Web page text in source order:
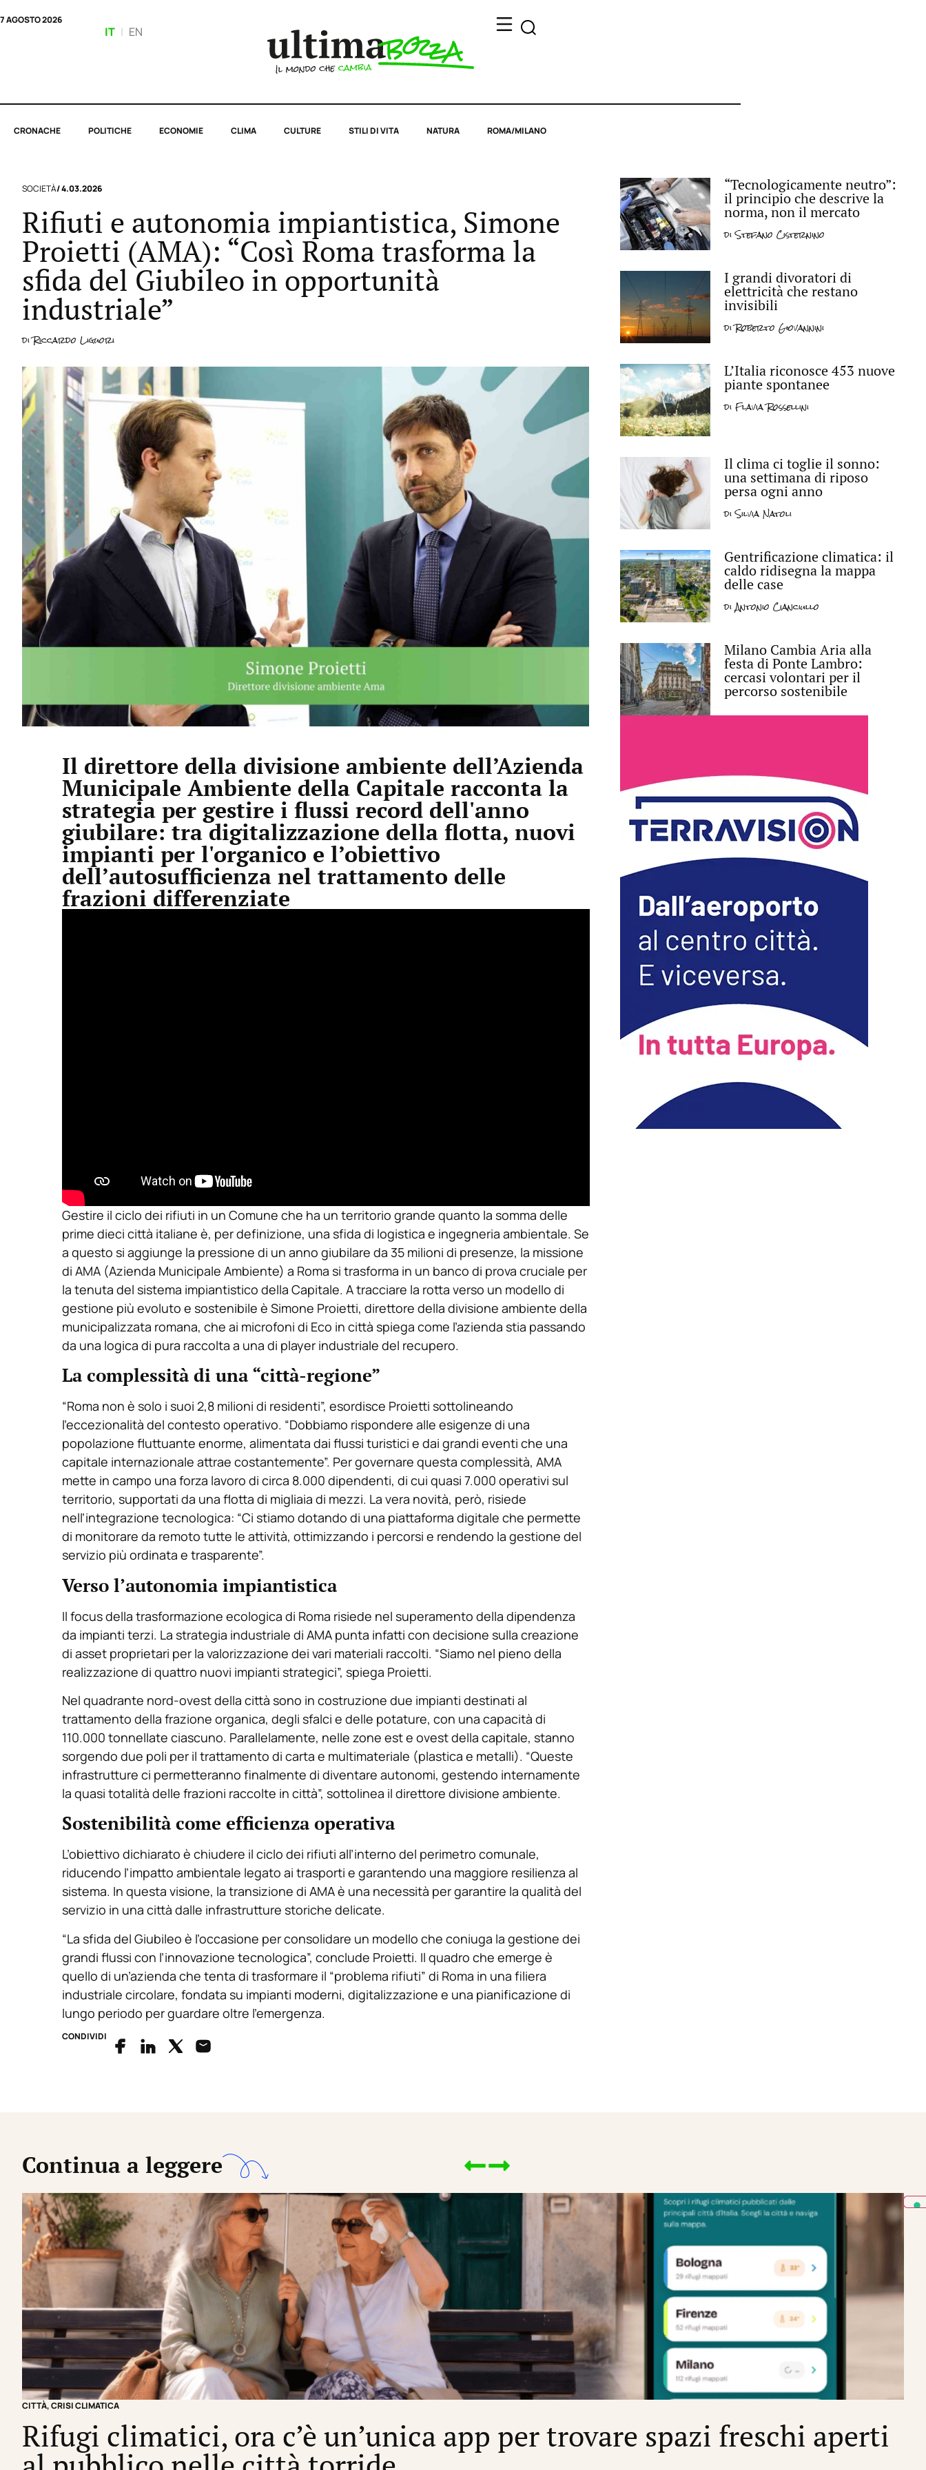
7 AGOSTO 2026
IT | EN
CRONACHE POLITICHE ECONOMIE CLIMA CULTURE STILI DI VITA NATURA ROMA/MILANO
SOCIETÀ/ 4.03.2026
Rifiuti e autonomia impiantistica, Simone
Proietti (AMA): “Così Roma trasforma la
sfida del Giubileo in opportunità
industriale”
diRiccardo Liguori
Il direttore della divisione ambiente dell’Azienda
Municipale Ambiente della Capitale racconta la
strategia per gestire i flussi record dell'anno
giubilare: tra digitalizzazione della flotta, nuovi
impianti per l'organico e l’obiettivo
dell’autosufficienza nel trattamento delle
frazioni differenziate
Gestire il ciclo dei rifiuti in un Comune che ha un territorio grande quanto la somma delle
prime dieci città italiane è, per definizione, una sfida di logistica e ingegneria ambientale. Se
a questo si aggiunge la pressione di un anno giubilare da 35 milioni di presenze, la missione
di AMA (Azienda Municipale Ambiente) a Roma si trasforma in un banco di prova cruciale per
la tenuta del sistema impiantistico della Capitale. A tracciare la rotta verso un modello di
gestione più evoluto e sostenibile è Simone Proietti, direttore della divisione ambiente della
municipalizzata romana, che ai microfoni di Eco in città spiega come l’azienda stia passando
da una logica di pura raccolta a una di player industriale del recupero.
La complessità di una “città-regione”
“Roma non è solo i suoi 2,8 milioni di residenti”, esordisce Proietti sottolineando
l’eccezionalità del contesto operativo. “Dobbiamo rispondere alle esigenze di una
popolazione fluttuante enorme, alimentata dai flussi turistici e dai grandi eventi che una
capitale internazionale attrae costantemente”. Per governare questa complessità, AMA
mette in campo una forza lavoro di circa 8.000 dipendenti, di cui quasi 7.000 operativi sul
territorio, supportati da una flotta di migliaia di mezzi. La vera novità, però, risiede
nell’integrazione tecnologica: “Ci stiamo dotando di una piattaforma digitale che permette
di monitorare da remoto tutte le attività, ottimizzando i percorsi e rendendo la gestione del
servizio più ordinata e trasparente”.
Verso l’autonomia impiantistica
Il focus della trasformazione ecologica di Roma risiede nel superamento della dipendenza
da impianti terzi. La strategia industriale di AMA punta infatti con decisione sulla creazione
di asset proprietari per la valorizzazione dei vari materiali raccolti. “Siamo nel pieno della
realizzazione di quattro nuovi impianti strategici”, spiega Proietti.
Nel quadrante nord-ovest della città sono in costruzione due impianti destinati al
trattamento della frazione organica, degli sfalci e delle potature, con una capacità di
110.000 tonnellate ciascuno. Parallelamente, nelle zone est e ovest della capitale, stanno
sorgendo due poli per il trattamento di carta e multimateriale (plastica e metalli). “Queste
infrastrutture ci permetteranno finalmente di diventare autonomi, gestendo internamente
la quasi totalità delle frazioni raccolte in città”, sottolinea il direttore divisione ambiente.
Sostenibilità come efficienza operativa
L’obiettivo dichiarato è chiudere il ciclo dei rifiuti all’interno del perimetro comunale,
riducendo l’impatto ambientale legato ai trasporti e garantendo una maggiore resilienza al
sistema. In questa visione, la transizione di AMA è una necessità per garantire la qualità del
servizio in una città dalle infrastrutture storiche delicate.
“La sfida del Giubileo è l’occasione per consolidare un modello che coniuga la gestione dei
grandi flussi con l’innovazione tecnologica”, conclude Proietti. Il quadro che emerge è
quello di un’azienda che tenta di trasformare il “problema rifiuti” di Roma in una filiera
industriale circolare, fondata su impianti moderni, digitalizzazione e una pianificazione di
lungo periodo per guardare oltre l’emergenza.
CONDIVIDI
“Tecnologicamente neutro”:
il principio che descrive la
norma, non il mercato
diStefano Cisternino
I grandi divoratori di
elettricità che restano
invisibili
diRoberto Giovannini
L’Italia riconosce 453 nuove
piante spontanee
diFlavia Rossellini
Il clima ci toglie il sonno:
una settimana di riposo
persa ogni anno
diSilvia Natoli
Gentrificazione climatica: il
caldo ridisegna la mappa
delle case
diAntonio Cianciullo
Milano Cambia Aria alla
festa di Ponte Lambro:
cercasi volontari per il
percorso sostenibile
Continua a leggere
CITTÀ,CRISI CLIMATICA
Rifugi climatici, ora c’è un’unica app per trovare spazi freschi aperti